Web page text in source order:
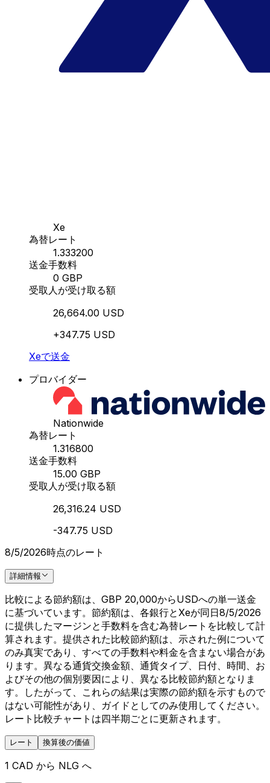
Xe
為替レート
1.333200
送金手数料
0 GBP
受取人が受け取る額
26,664.00 USD
+347.75 USD
Xeで送金
プロバイダー
Nationwide
為替レート
1.316800
送金手数料
15.00 GBP
受取人が受け取る額
26,316.24 USD
-347.75 USD
8/5/2026時点のレート
詳細情報
比較による節約額は、GBP 20,000からUSDへの単一送金
に基づいています。節約額は、各銀行とXeが同日8/5/2026
に提供したマージンと手数料を含む為替レートを比較して計
算されます。提供された比較節約額は、示された例について
のみ真実であり、すべての手数料や料金を含まない場合があ
ります。異なる通貨交換金額、通貨タイプ、日付、時間、お
よびその他の個別要因により、異なる比較節約額となりま
す。したがって、これらの結果は実際の節約額を示すもので
はない可能性があり、ガイドとしてのみ使用してください。
レート比較チャートは四半期ごとに更新されます。
レート 換算後の価値
1 CAD から NLG へ